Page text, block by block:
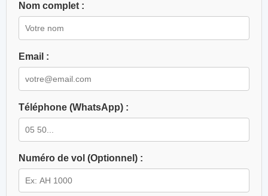
Nom complet :
Email :
Téléphone (WhatsApp) :
Numéro de vol (Optionnel) :